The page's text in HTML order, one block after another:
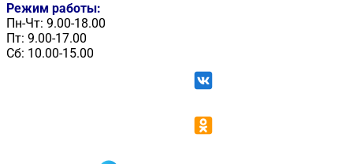
Режим работы:
Пн-Чт: 9.00-18.00
Пт: 9.00-17.00
Сб: 10.00-15.00